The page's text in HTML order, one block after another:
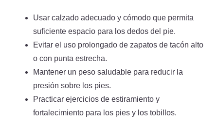
Usar calzado adecuado y cómodo que permita
suficiente espacio para los dedos del pie.
Evitar el uso prolongado de zapatos de tacón alto
o con punta estrecha.
Mantener un peso saludable para reducir la
presión sobre los pies.
Practicar ejercicios de estiramiento y
fortalecimiento para los pies y los tobillos.